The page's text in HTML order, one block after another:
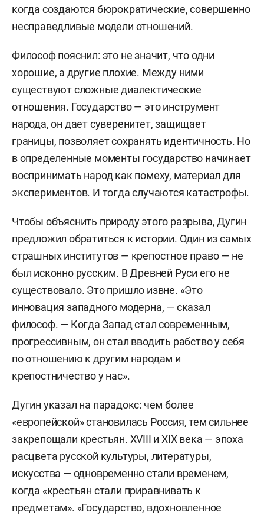
когда создаются бюрократические, совершенно
несправедливые модели отношений.
Философ пояснил: это не значит, что одни
хорошие, а другие плохие. Между ними
существуют сложные диалектические
отношения. Государство — это инструмент
народа, он дает суверенитет, защищает
границы, позволяет сохранять идентичность. Но
в определенные моменты государство начинает
воспринимать народ как помеху, материал для
экспериментов. И тогда случаются катастрофы.
Чтобы объяснить природу этого разрыва, Дугин
предложил обратиться к истории. Один из самых
страшных институтов — крепостное право — не
был исконно русским. В Древней Руси его не
существовало. Это пришло извне. «Это
инновация западного модерна, — сказал
философ. — Когда Запад стал современным,
прогрессивным, он стал вводить рабство у себя
по отношению к другим народам и
крепостничество у нас».
Дугин указал на парадокс: чем более
«европейской» становилась Россия, тем сильнее
закрепощали крестьян. XVIII и XIX века — эпоха
расцвета русской культуры, литературы,
искусства — одновременно стали временем,
когда «крестьян стали приравнивать к
предметам». «Государство, вдохновленное